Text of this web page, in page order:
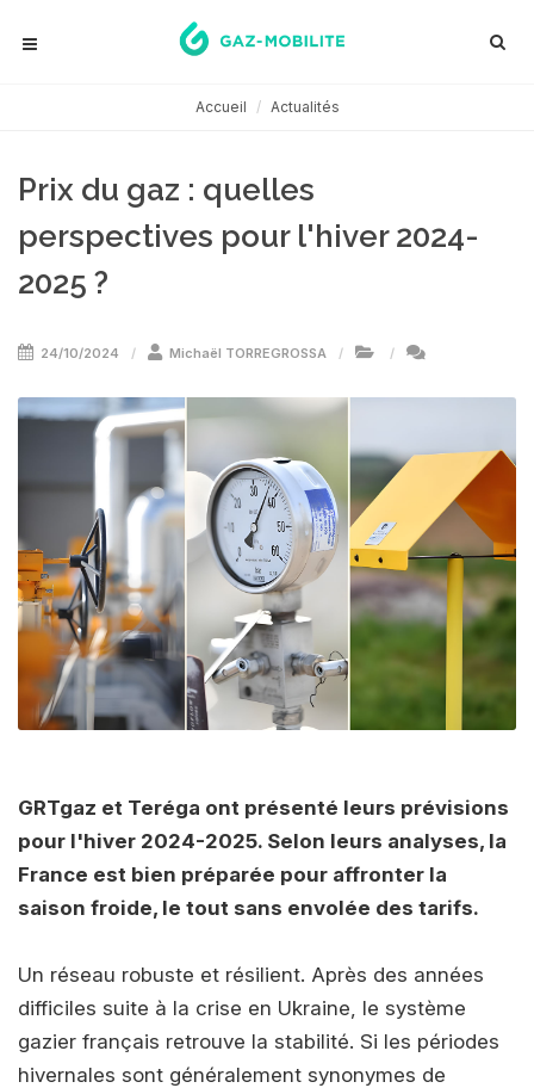
Accueil Actualités
Prix du gaz : quelles
perspectives pour l'hiver 2024-
2025 ?
24/10/2024 Michaël TORREGROSSA
GRTgaz et Teréga ont présenté leurs prévisions
pour l'hiver 2024-2025. Selon leurs analyses, la
France est bien préparée pour affronter la
saison froide, le tout sans envolée des tarifs.
Un réseau robuste et résilient. Après des années
difficiles suite à la crise en Ukraine, le système
gazier français retrouve la stabilité. Si les périodes
hivernales sont généralement synonymes de